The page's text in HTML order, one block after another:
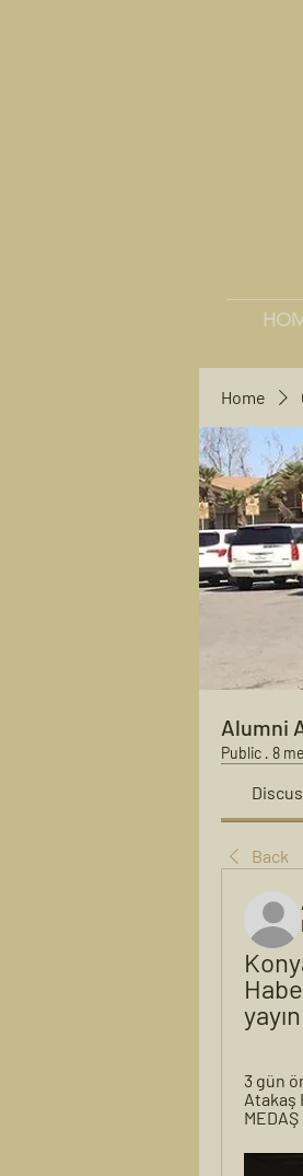
Home
Alumni
Public · 8
Back
yayın
3 gün
Atakaş
MEDAŞ